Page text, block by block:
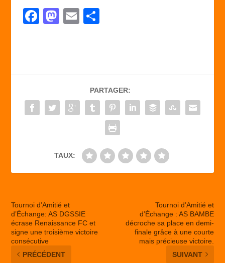
F
b
o
o
M
d
o
n
E
er
PARTAGER:
TAUX:
Tournoi d’Amitié et
d’Échange: AS DGSSIE
écrase Renaissance FC et
signe une troisième victoire
consécutive
PRÉCÉDENT
Tournoi d’Amitié et
d’Échange : AS BAMBE
décroche sa place en demi-
finale grâce à une courte
mais précieuse victoire.
SUIVANT